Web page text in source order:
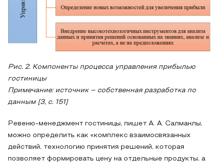
Рис. 2. Компоненты процесса управления прибылью
гостиницы
Примечание: источник – собственная разработка по
данным [3, с. 151]
Ревеню-менеджмент гостиницы, пишет А. А. Салманлы,
можно определить как «комплекс взаимосвязанных
действий, технологию принятия решений, которая
позволяет формировать цену на отдельные продукты, а